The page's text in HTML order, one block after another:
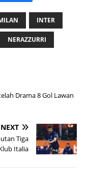
INTER
NERAZZURRI
Drama 8 Gol Lawan
NEXT
Tiga
Italia